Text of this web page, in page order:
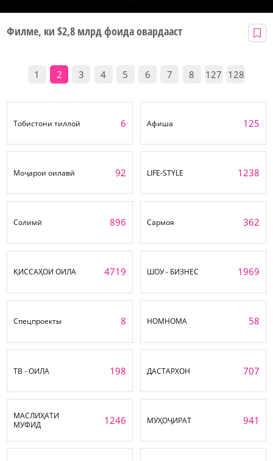
Филме, ки $2,8 млрд фоида овардааст
1 2 3 4 5 6 7 8 127 128
Тобистони тиллоӣ 6 Афиша 125
Моҷарои оилавӣ 92 LIFE-STYLE 1238
Солимӣ 896 Сармоя 362
ҚИССАҲОИ ОИЛА 4719 ШОУ - БИЗНЕС 1969
Спецпроекты 8 НОМНОМА 58
ТВ - ОИЛА 198 ДАСТАРХОН 707
МАСЛИҲАТИ
МУФИД
1246 МУҲОҶИРАТ 941